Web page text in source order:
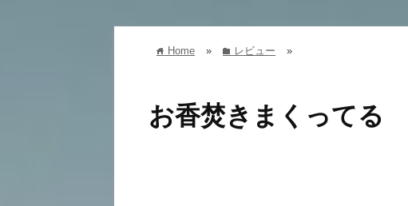
home Home » folder レビュー »
お香焚きまくってる